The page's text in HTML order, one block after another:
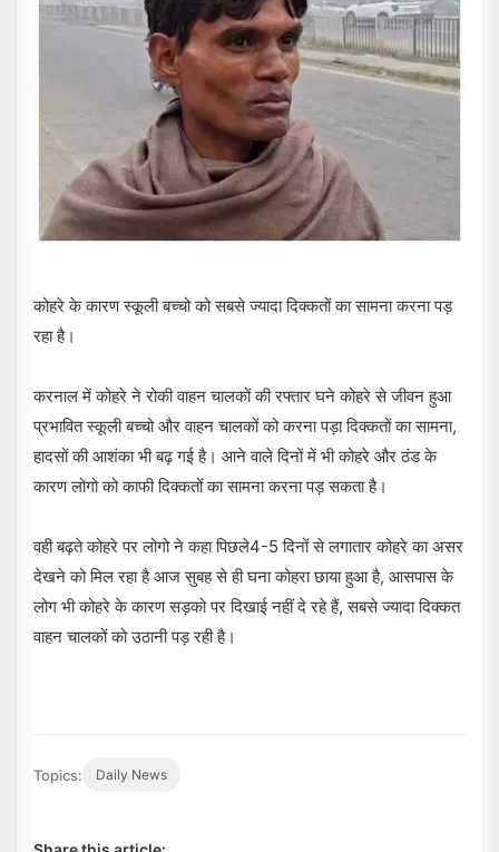
कोहरे के कारण स्कूली बच्चो को सबसे ज्यादा दिक्कतों का सामना करना पड़
रहा है।
करनाल में कोहरे ने रोकी वाहन चालकों की रफ्तार घने कोहरे से जीवन हुआ
प्रभावित स्कूली बच्चो और वाहन चालकों को करना पड़ा दिक्कतों का सामना,
हादसों की आशंका भी बढ़ गई है। आने वाले दिनों में भी कोहरे और ठंड के
कारण लोगो को काफी दिक्कतों का सामना करना पड़ सकता है।
वही बढ़ते कोहरे पर लोगो ने कहा पिछले4-5 दिनों से लगातार कोहरे का असर
देखने को मिल रहा है आज सुबह से ही घना कोहरा छाया हुआ है, आसपास के
लोग भी कोहरे के कारण सड़को पर दिखाई नहीं दे रहे हैं, सबसे ज्यादा दिक्कत
वाहन चालकों को उठानी पड़ रही है।
Topics: Daily News